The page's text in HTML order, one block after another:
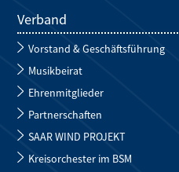
Verband
Vorstand & Geschäftsführung
Musikbeirat
Ehrenmitglieder
Partnerschaften
SAAR WIND PROJEKT
Kreisorchester im BSM